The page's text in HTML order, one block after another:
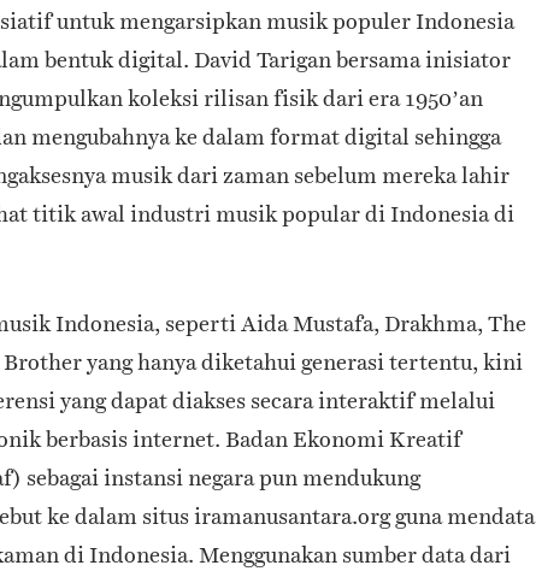
untuk mengarsipkan musik populer Indonesia
bentuk digital. David Tarigan bersama inisiator
koleksi rilisan fisik dari era 1950’an
mengubahnya ke dalam format digital sehingga
musik dari zaman sebelum mereka lahir
titik awal industri musik popular di Indonesia di
Indonesia, seperti Aida Mustafa, Drakhma, The
yang hanya diketahui generasi tertentu, kini
yang dapat diakses secara interaktif melalui
berbasis internet. Badan Ekonomi Kreatif
sebagai instansi negara pun mendukung
ke dalam situs iramanusantara.org guna mendata
di Indonesia. Menggunakan sumber data dari